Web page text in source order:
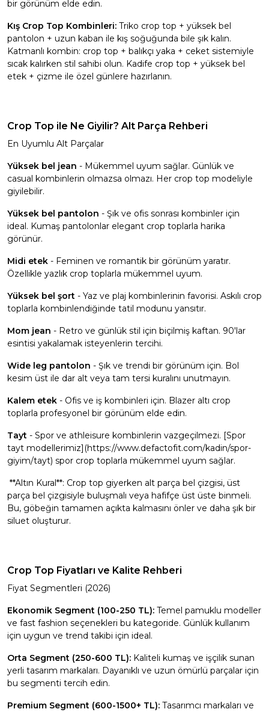
bir görünüm elde edin.
Kış Crop Top Kombinleri: Triko crop top + yüksek bel
pantolon + uzun kaban ile kış soğuğunda bile şık kalın.
Katmanlı kombin: crop top + balıkçı yaka + ceket sistemiyle
sıcak kalırken stil sahibi olun. Kadife crop top + yüksek bel
etek + çizme ile özel günlere hazırlanın.
Crop Top ile Ne Giyilir? Alt Parça Rehberi
En Uyumlu Alt Parçalar
Yüksek bel jean - Mükemmel uyum sağlar. Günlük ve
casual kombinlerin olmazsa olmazı. Her crop top modeliyle
giyilebilir.
Yüksek bel pantolon - Şık ve ofis sonrası kombinler için
ideal. Kumaş pantolonlar elegant crop toplarla harika
görünür.
Midi etek - Feminen ve romantik bir görünüm yaratır.
Özellikle yazlık crop toplarla mükemmel uyum.
Yüksek bel şort - Yaz ve plaj kombinlerinin favorisi. Askılı crop
toplarla kombinlendiğinde tatil modunu yansıtır.
Mom jean - Retro ve günlük stil için biçilmiş kaftan. 90'lar
esintisi yakalamak isteyenlerin tercihi.
Wide leg pantolon - Şık ve trendi bir görünüm için. Bol
kesim üst ile dar alt veya tam tersi kuralını unutmayın.
Kalem etek - Ofis ve iş kombinleri için. Blazer altı crop
toplarla profesyonel bir görünüm elde edin.
Tayt - Spor ve athleisure kombinlerin vazgeçilmezi. [Spor
tayt modellerimiz](https://www.defactofit.com/kadin/spor-
giyim/tayt) spor crop toplarla mükemmel uyum sağlar.
**Altın Kural**: Crop top giyerken alt parça bel çizgisi, üst
parça bel çizgisiyle buluşmalı veya hafifçe üst üste binmeli.
Bu, göbeğin tamamen açıkta kalmasını önler ve daha şık bir
siluet oluşturur.
Crop Top Fiyatları ve Kalite Rehberi
Fiyat Segmentleri (2026)
Ekonomik Segment (100-250 TL): Temel pamuklu modeller
ve fast fashion seçenekleri bu kategoride. Günlük kullanım
için uygun ve trend takibi için ideal.
Orta Segment (250-600 TL): Kaliteli kumaş ve işçilik sunan
yerli tasarım markaları. Dayanıklı ve uzun ömürlü parçalar için
bu segmenti tercih edin.
Premium Segment (600-1500+ TL): Tasarımcı markaları ve